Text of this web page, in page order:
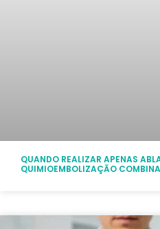
QUANDO REALIZAR APENAS
QUIMIOEMBOLIZAÇĀO